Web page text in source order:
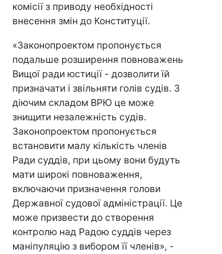
комісії з приводу необхідності
внесення змін до Конституції.
«Законопроектом пропонується
подальше розширення повноважень
Вищої ради юстиції - дозволити їй
призначати і звільняти голів судів. З
діючим складом ВРЮ це може
знищити незалежність судів.
Законопроектом пропонується
встановити малу кількість членів
Ради суддів, при цьому вони будуть
мати широкі повноваження,
включаючи призначення голови
Державної судової адміністрації. Це
може призвести до створення
контролю над Радою суддів через
маніпуляцію з вибором її членів», -